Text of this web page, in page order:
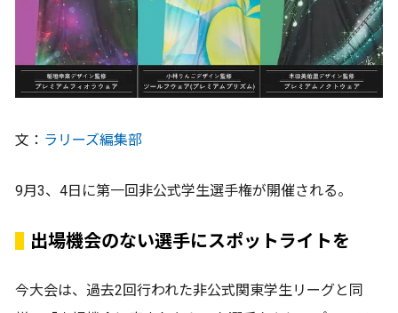
文： ラリーズ編集部
9月3、4日に第一回非公式学生選手権が開催される。
出場機会のない選手にスポットライトを
今大会は、過去2回行われた非公式関東学生リーグと同